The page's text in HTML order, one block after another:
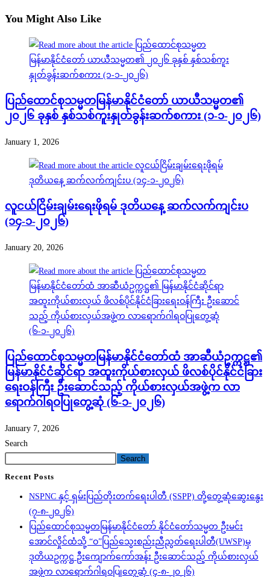
You Might Also Like
ပြည်ထောင်စုသမ္မတမြန်မာနိုင်ငံတော် ယာယီသမ္မတ၏
၂၀၂၆ ခုနှစ် နှစ်သစ်ကူးနှုတ်ခွန်းဆက်စကား (၁-၁-၂၀၂၆)
January 1, 2026
လူငယ်ငြိမ်းချမ်းရေးဖိုရမ် ဒုတိယနေ့ ဆက်လက်ကျင်းပ
(၁၄-၁-၂၀၂၆)
January 20, 2026
ပြည်ထောင်စုသမ္မတမြန်မာနိုင်ငံတော်ထံ အာဆီယံဥက္ကဋ္ဌ၏
မြန်မာနိုင်ငံဆိုင်ရာ အထူးကိုယ်စားလှယ် ဖိလစ်ပိုင်နိုင်ငံခြား
ရေးဝန်ကြီး ဦးဆောင်သည့် ကိုယ်စားလှယ်အဖွဲ့က လာ
ရောက်ဂါရဝပြုတွေ့ဆုံ (၆-၁-၂၀၂၆)
January 7, 2026
Search
Search
Recent Posts
NSPNC နှင့် ရှမ်းပြည်တိုးတက်ရေးပါတီ (SSPP) တို့တွေ့ဆုံဆွေးနွေး
(၇-၈-၂၀၂၆)
ပြည်ထောင်စုသမ္မတမြန်မာနိုင်ငံတော် နိုင်ငံတော်သမ္မတ ဦးမင်း
အောင်လှိုင်ထံသို့ “ဝ”ပြည်သွေးစည်းညီညွတ်ရေးပါတီ(UWSP)မှ
ဒုတိယဥက္ကဋ္ဌ ဦးကျောက်ကော်အန်း ဦးဆောင်သည့် ကိုယ်စားလှယ်
အဖွဲ့က လာရောက်ဂါရဝပြုတွေ့ဆုံ (၄-၈-၂၀၂၆)